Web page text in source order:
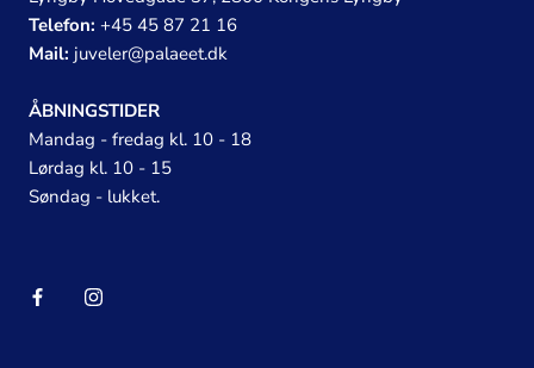
Telefon: +45 45 87 21 16
Mail: juveler@palaeet.dk
ÅBNINGSTIDER
Mandag - fredag kl. 10 - 18
Lørdag kl. 10 - 15
Søndag - lukket.